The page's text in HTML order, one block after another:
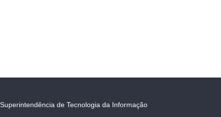
Superintendência de Tecnologia da Informação